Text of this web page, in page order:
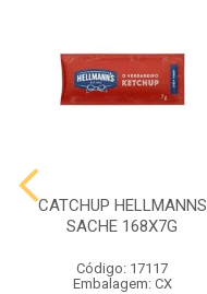
CATCHUP HELLMANNS
SACHE 168X7G
Código: 17117
Embalagem: CX